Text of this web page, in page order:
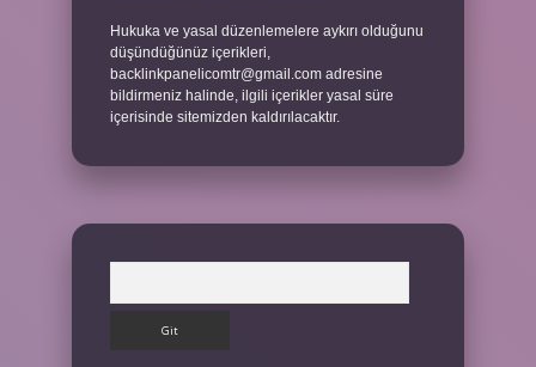
Hukuka ve yasal düzenlemelere aykırı olduğunu
düşündüğünüz içerikleri,
backlinkpanelicomtr@gmail.com adresine
bildirmeniz halinde, ilgili içerikler yasal süre
içerisinde sitemizden kaldırılacaktır.